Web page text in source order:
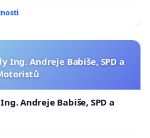
Ing. Andreje Babiše, SPD a
Andreje Babiše, SPD a